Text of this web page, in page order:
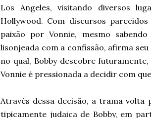
Los Angeles, visitando diversos
Hollywood. Com discursos
paixão por Vonnie, mesmo
lisonjeada com a confissão, afirma
no qual, Bobby descobre
Vonnie é pressionada a decidir com
Através dessa decisão, a trama
tipicamente judaica de Bobby, em